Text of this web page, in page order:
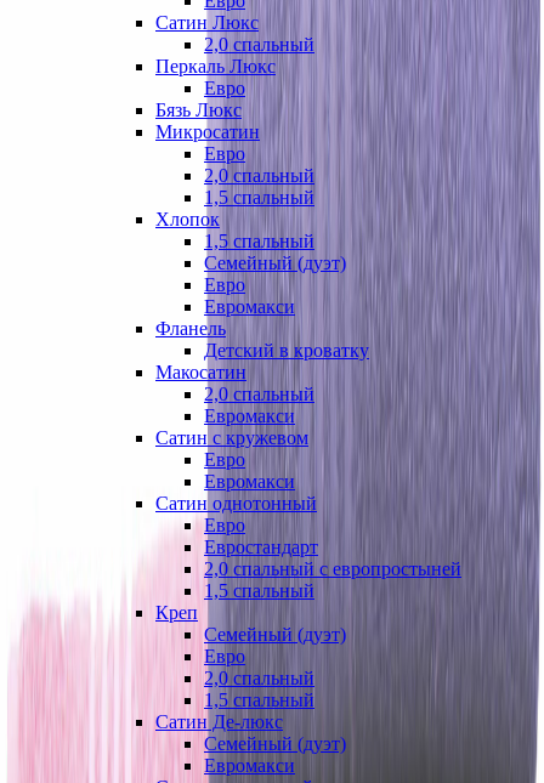
Сатин Люкс
2,0 спальный
Перкаль Люкс
Евро
Бязь Люкс
Микросатин
Евро
2,0 спальный
1,5 спальный
Хлопок
1,5 спальный
Семейный (дуэт)
Евро
Евромакси
Фланель
Детский в кроватку
Макосатин
2,0 спальный
Евромакси
Сатин с кружевом
Евро
Евромакси
Сатин однотонный
Евро
Евростандарт
2,0 спальный с европростыней
1,5 спальный
Креп
Семейный (дуэт)
Евро
2,0 спальный
1,5 спальный
Сатин Де-люкс
Семейный (дуэт)
Евромакси